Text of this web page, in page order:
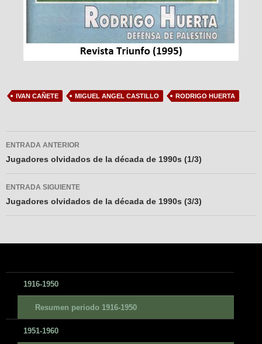
IVAN CAÑETE MIGUEL ANGEL CASTILLO RODRIGO HUERTA
Navegador
de
entradas
ENTRADA ANTERIOR
Jugadores olvidados de la década de 1990s (1/3)
ENTRADA SIGUIENTE
Jugadores olvidados de la década de 1990s (3/3)
1916-1950
Resumen periodo 1916-1950
1951-1960